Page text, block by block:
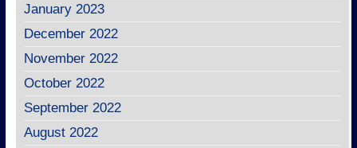
January 2023
December 2022
November 2022
October 2022
September 2022
August 2022